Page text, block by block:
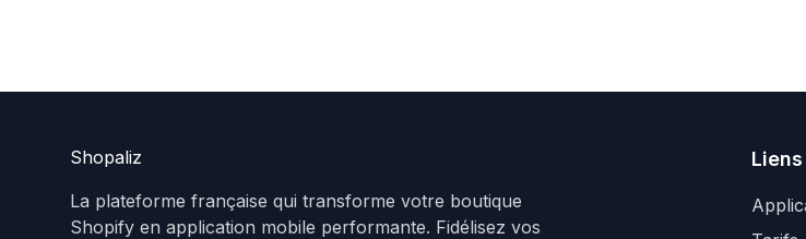
Shopaliz
La plateforme française qui transforme votre boutique
Shopify en application mobile performante. Fidélisez vos